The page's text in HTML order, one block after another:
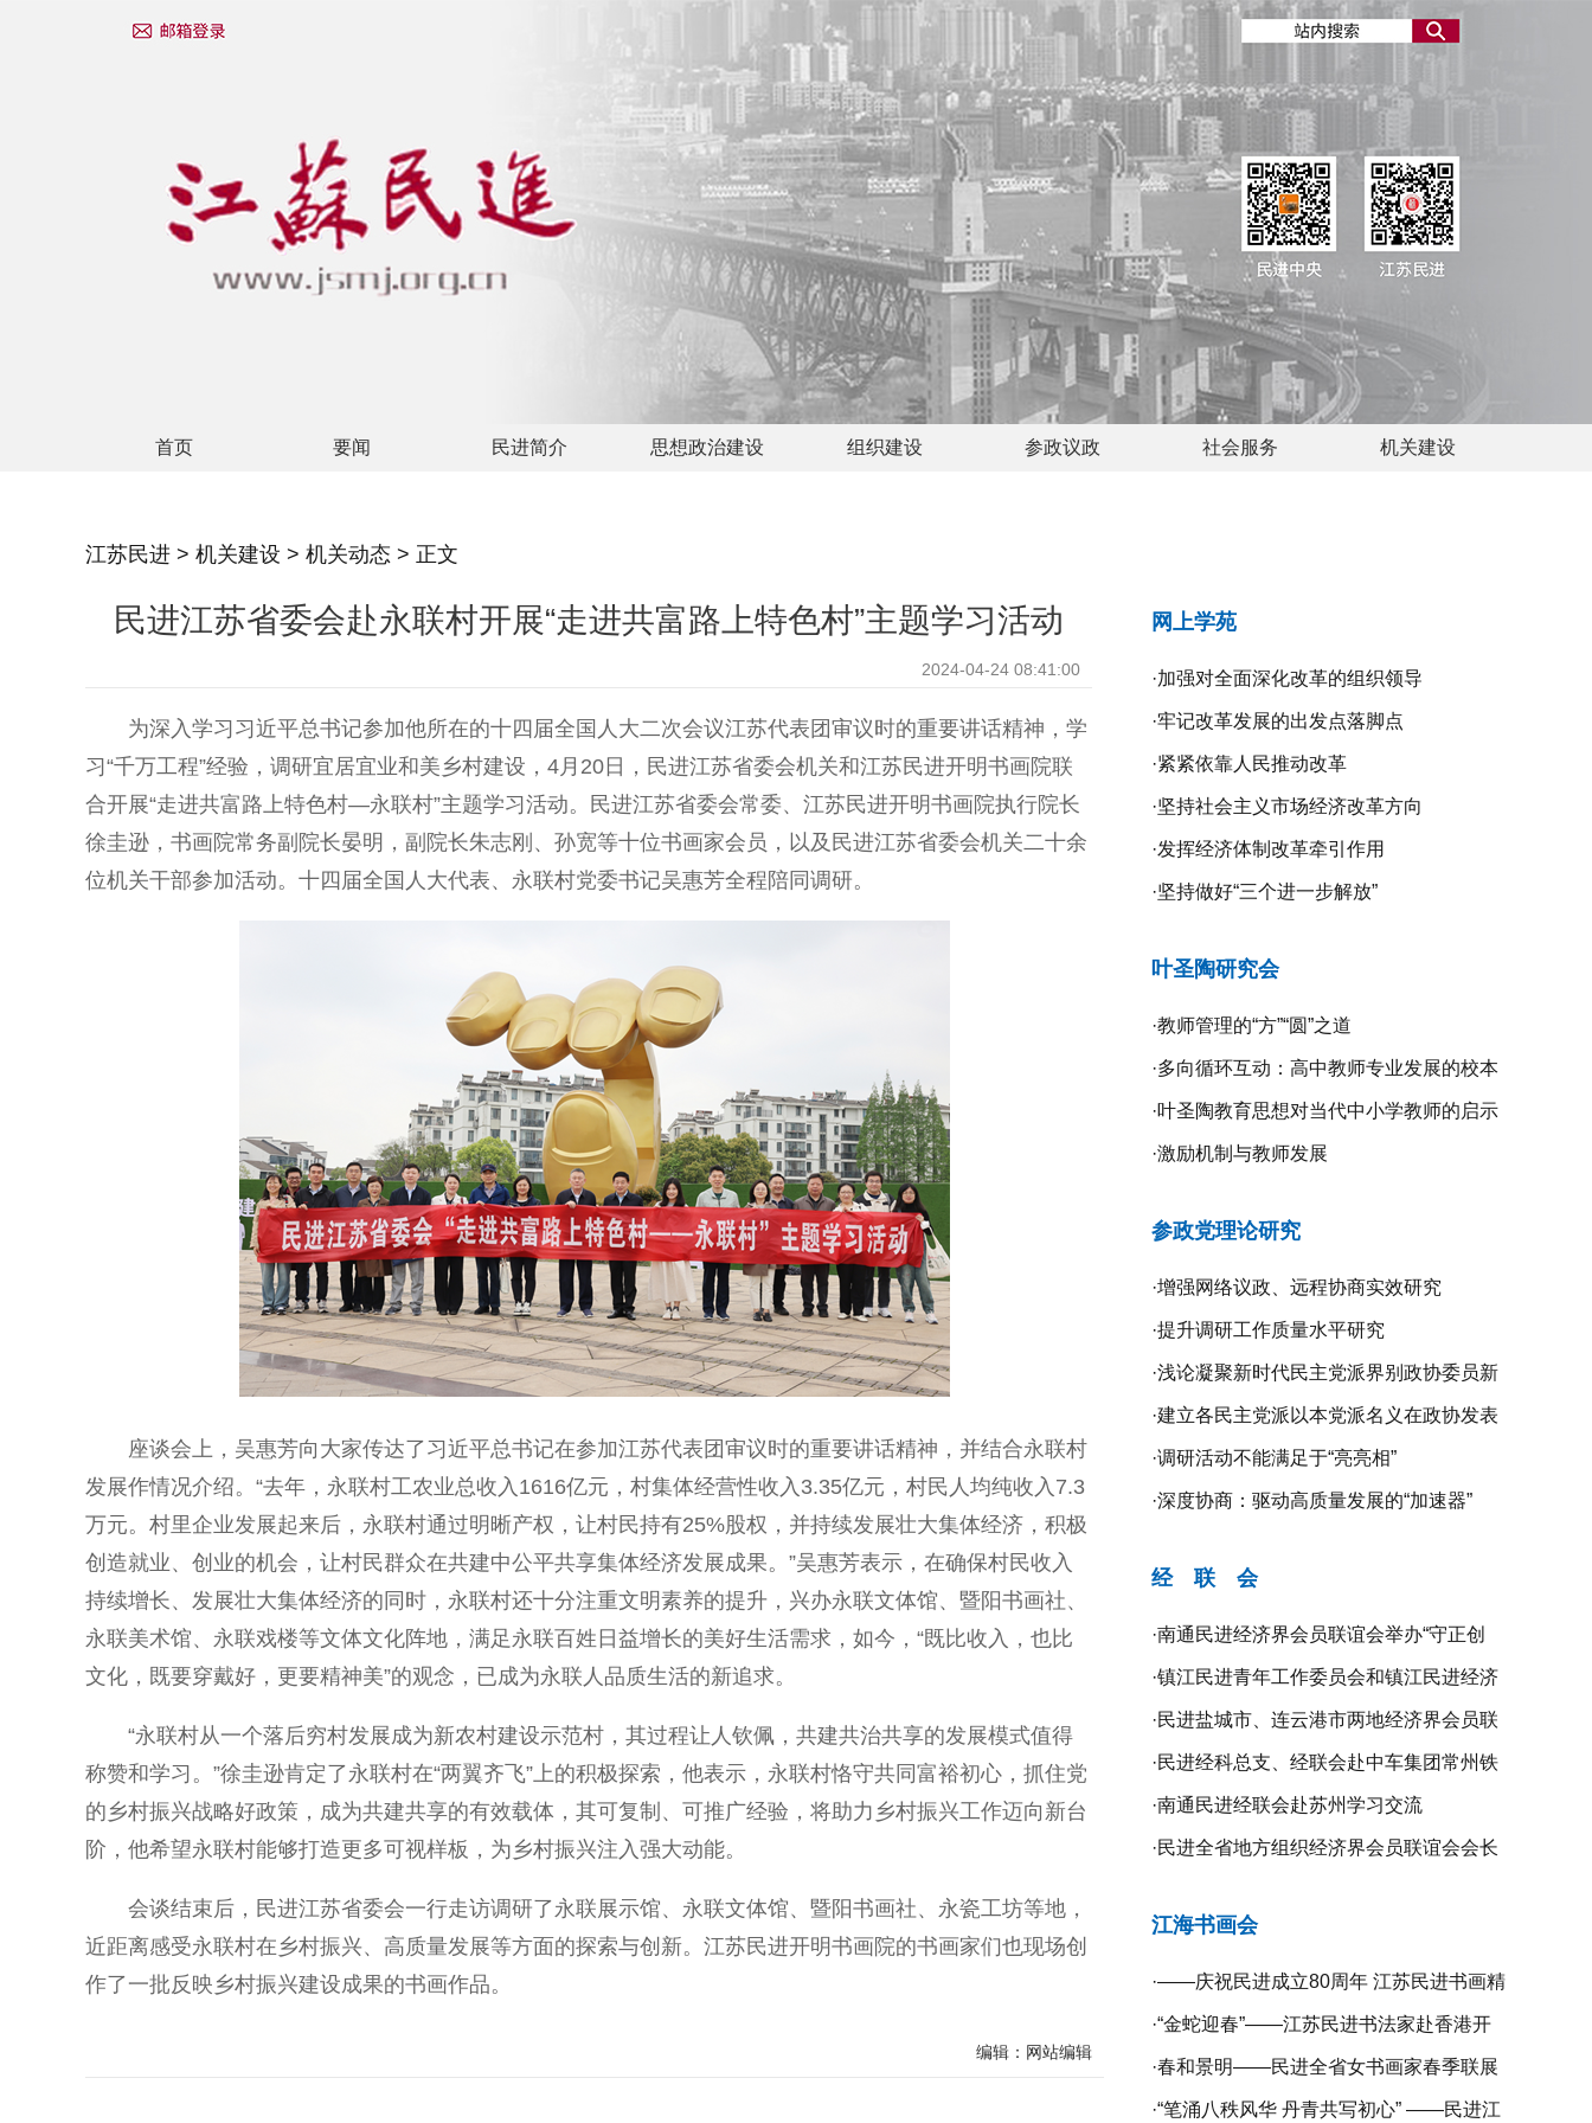
首页 要闻 民进简介 思想政治建设 组织建设 参政议政 社会服务 机关建设
江苏民进 > 机关建设 > 机关动态 > 正文
民进江苏省委会赴永联村开展“走进共富路上特色村”主题学习活动
2024-04-24 08:41:00
为深入学习习近平总书记参加他所在的十四届全国人大二次会议江苏代表团审议时的重要讲话精神，学
习“千万工程”经验，调研宜居宜业和美乡村建设，4月20日，民进江苏省委会机关和江苏民进开明书画院联
合开展“走进共富路上特色村—永联村”主题学习活动。民进江苏省委会常委、江苏民进开明书画院执行院长
徐圭逊，书画院常务副院长晏明，副院长朱志刚、孙宽等十位书画家会员，以及民进江苏省委会机关二十余
位机关干部参加活动。十四届全国人大代表、永联村党委书记吴惠芳全程陪同调研。
座谈会上，吴惠芳向大家传达了习近平总书记在参加江苏代表团审议时的重要讲话精神，并结合永联村
发展作情况介绍。“去年，永联村工农业总收入1616亿元，村集体经营性收入3.35亿元，村民人均纯收入7.3
万元。村里企业发展起来后，永联村通过明晰产权，让村民持有25%股权，并持续发展壮大集体经济，积极
创造就业、创业的机会，让村民群众在共建中公平共享集体经济发展成果。”吴惠芳表示，在确保村民收入
持续增长、发展壮大集体经济的同时，永联村还十分注重文明素养的提升，兴办永联文体馆、暨阳书画社、
永联美术馆、永联戏楼等文体文化阵地，满足永联百姓日益增长的美好生活需求，如今，“既比收入，也比
文化，既要穿戴好，更要精神美”的观念，已成为永联人品质生活的新追求。
“永联村从一个落后穷村发展成为新农村建设示范村，其过程让人钦佩，共建共治共享的发展模式值得
称赞和学习。”徐圭逊肯定了永联村在“两翼齐飞”上的积极探索，他表示，永联村恪守共同富裕初心，抓住党
的乡村振兴战略好政策，成为共建共享的有效载体，其可复制、可推广经验，将助力乡村振兴工作迈向新台
阶，他希望永联村能够打造更多可视样板，为乡村振兴注入强大动能。
会谈结束后，民进江苏省委会一行走访调研了永联展示馆、永联文体馆、暨阳书画社、永瓷工坊等地，
近距离感受永联村在乡村振兴、高质量发展等方面的探索与创新。江苏民进开明书画院的书画家们也现场创
作了一批反映乡村振兴建设成果的书画作品。
编辑：网站编辑
网上学苑
·加强对全面深化改革的组织领导
·牢记改革发展的出发点落脚点
·紧紧依靠人民推动改革
·坚持社会主义市场经济改革方向
·发挥经济体制改革牵引作用
·坚持做好“三个进一步解放”
叶圣陶研究会
·教师管理的“方”“圆”之道
·多向循环互动：高中教师专业发展的校本
研修探究
·叶圣陶教育思想对当代中小学教师的启示
·激励机制与教师发展
参政党理论研究
·增强网络议政、远程协商实效研究
·提升调研工作质量水平研究
·浅论凝聚新时代民主党派界别政协委员新
共识的新路径
·建立各民主党派以本党派名义在政协发表
意见的制度机制研究
·调研活动不能满足于“亮亮相”
·深度协商：驱动高质量发展的“加速器”
经 联 会
·南通民进经济界会员联谊会举办“守正创
新、携手同行”二届二次全体理事会议
·镇江民进青年工作委员会和镇江民进经济
界会员联谊会联合举办“庆祝新中国成立75
周年”系列活动
·民进盐城市、连云港市两地经济界会员联
谊会开展学习交流活动
·民进经科总支、经联会赴中车集团常州铁
道高等职业技术学校开展专题调研
·南通民进经联会赴苏州学习交流
·民进全省地方组织经济界会员联谊会会长
江海书画会
·——庆祝民进成立80周年 江苏民进书画精
品展暨宿迁镇江扬州三市民进书画作品联
展开幕
·“金蛇迎春”——江苏民进书法家赴香港开
展挥春活动
·春和景明——民进全省女书画家春季联展
在宁开幕
·“笔涌八秩风华 丹青共写初心” ——民进江